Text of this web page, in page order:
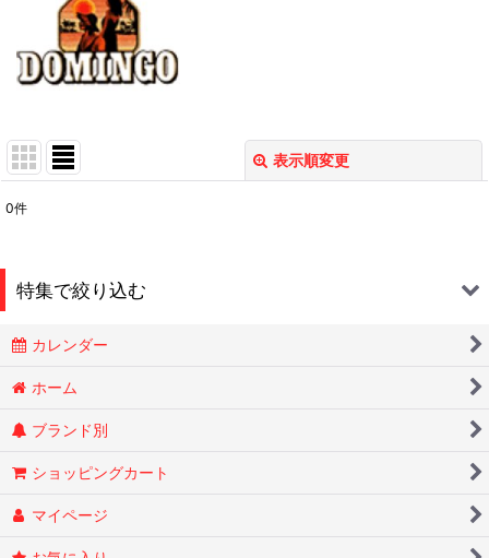
表示順変更
0件
特集で絞り込む
ESSENZE
カレンダー
ホーム
ブランド別
ショッピングカート
マイページ